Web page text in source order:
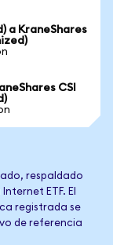
a KraneShares
CSI
respaldado
ETF. El
registrada se
de referencia